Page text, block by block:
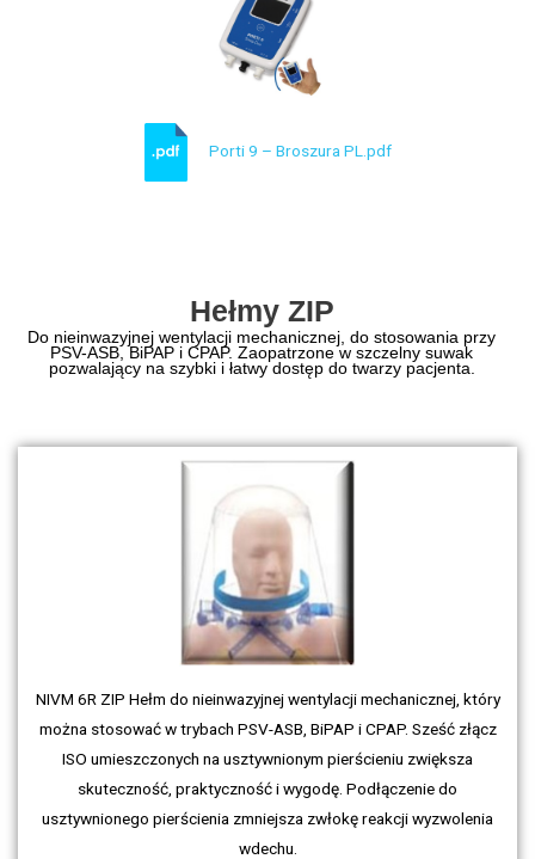
Porti 9 – Broszura PL.pdf
Hełmy ZIP
Do nieinwazyjnej wentylacji mechanicznej, do stosowania przy
PSV-ASB, BiPAP i CPAP. Zaopatrzone w szczelny suwak
pozwalający na szybki i łatwy dostęp do twarzy pacjenta.
NIVM 6R ZIP Hełm do nieinwazyjnej wentylacji mechanicznej, który
można stosować w trybach PSV-ASB, BiPAP i CPAP. Sześć złącz
ISO umieszczonych na usztywnionym pierścieniu zwiększa
skuteczność, praktyczność i wygodę. Podłączenie do
usztywnionego pierścienia zmniejsza zwłokę reakcji wyzwolenia
wdechu.